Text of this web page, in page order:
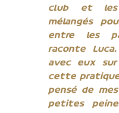
club et les
mélangés
entre les
raconte
avec eux
cette
pensé de
petites